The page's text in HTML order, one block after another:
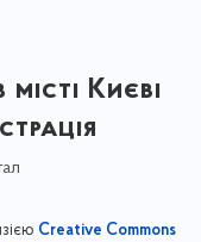
Києві
Creative Commons